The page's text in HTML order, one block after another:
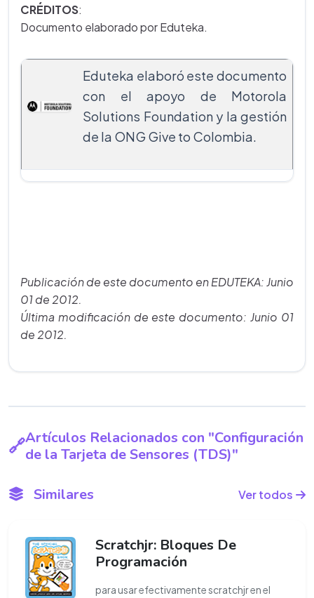
CRÉDITOS:
Documento elaborado por Eduteka.
Eduteka elaboró este documento
con el apoyo de Motorola
Solutions Foundation y la gestión
de la ONG Give to Colombia.
Publicación de este documento en EDUTEKA: Junio
01 de 2012.
Última modificación de este documento: Junio 01
de 2012.
Artículos Relacionados con "Configuración
de la Tarjeta de Sensores (TDS)"
Similares Ver todos
Scratchjr: Bloques De
Programación
para usar efectivamente scratchjr en el